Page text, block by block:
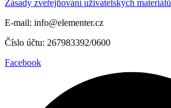
Zásady zveřejňování uživatelských materiálů
E-mail: info@elementer.cz
Číslo účtu: 267983392/0600
Facebook